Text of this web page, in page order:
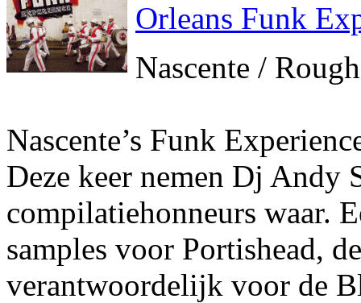
Orleans Funk
Nascente /
Nascente’s Funk
Deze keer nemen Dj Andy
compilatiehonneurs waar.
samples voor Portishead,
verantwoordelijk voor de